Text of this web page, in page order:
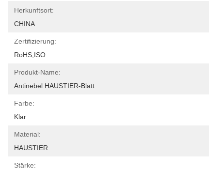
Herkunftsort:
CHINA
Zertifizierung:
RoHS,ISO
Produkt-Name:
Antinebel HAUSTIER-Blatt
Farbe:
Klar
Material:
HAUSTIER
Stärke: